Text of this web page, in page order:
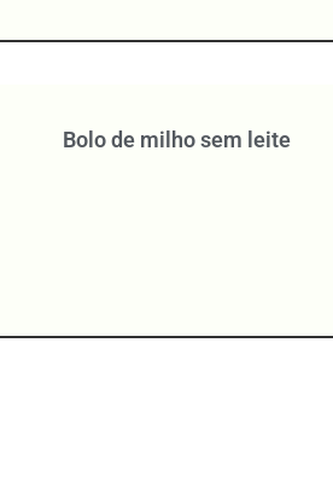
Bolo de milho sem leite